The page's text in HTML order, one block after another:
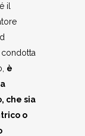
il
è
che sia
o